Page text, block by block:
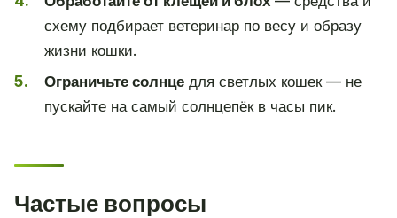
схему подбирает ветеринар по весу и образу
жизни кошки.
Ограничьте солнце для светлых кошек — не
пускайте на самый солнцепёк в часы пик.
Частые вопросы